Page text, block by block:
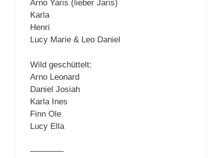
Arno Yaris (lieber Jaris)
Karla
Henri
Lucy Marie & Leo Daniel
Wild geschüttelt:
Arno Leonard
Daniel Josiah
Karla Ines
Finn Ole
Lucy Ella
————